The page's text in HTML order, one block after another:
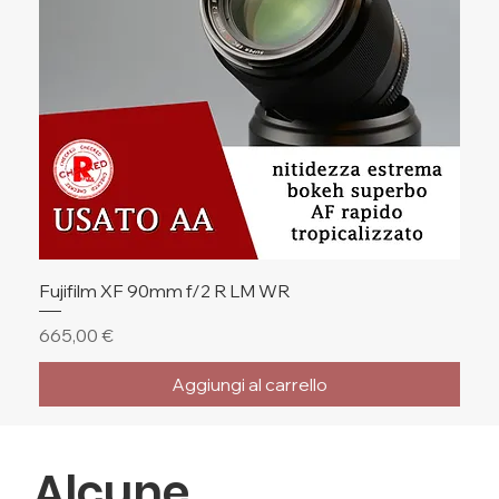
Fujifilm XF 90mm f/2 R LM WR
Prezzo
665,00 €
Aggiungi al carrello